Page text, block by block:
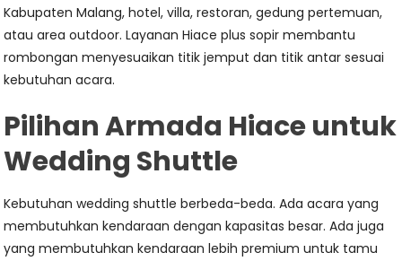
Kabupaten Malang, hotel, villa, restoran, gedung pertemuan,
atau area outdoor. Layanan Hiace plus sopir membantu
rombongan menyesuaikan titik jemput dan titik antar sesuai
kebutuhan acara.
Pilihan Armada Hiace untuk
Wedding Shuttle
Kebutuhan wedding shuttle berbeda-beda. Ada acara yang
membutuhkan kendaraan dengan kapasitas besar. Ada juga
yang membutuhkan kendaraan lebih premium untuk tamu